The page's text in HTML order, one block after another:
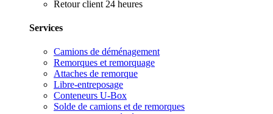
Retour client 24 heures
Services
Camions de déménagement
Remorques et remorquage
Attaches de remorque
Libre-entreposage
Conteneurs U-Box
Solde de camions et de remorques